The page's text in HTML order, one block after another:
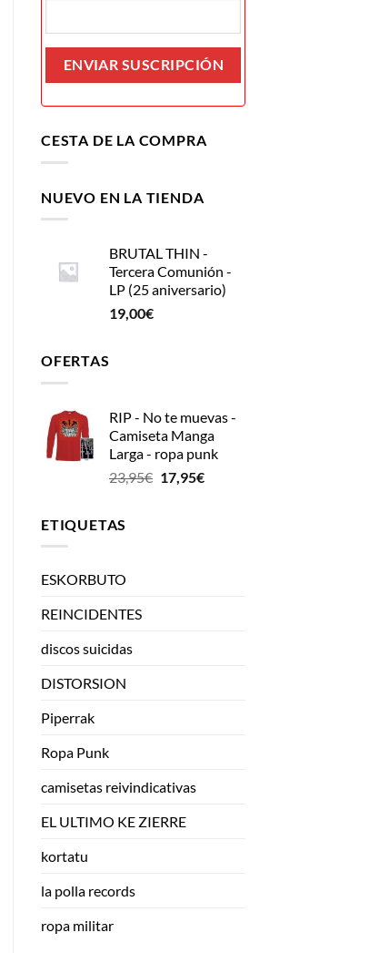
CESTA DE LA COMPRA
NUEVO EN LA TIENDA
BRUTAL THIN -
Tercera Comunión -
LP (25 aniversario)
19,00€
OFERTAS
RIP - No te muevas -
Camiseta Manga
Larga - ropa punk
23,95€ El
17,95€El
ETIQUETAS
ESKORBUTO
REINCIDENTES
discos suicidas
DISTORSION
Piperrak
Ropa Punk
camisetas reivindicativas
EL ULTIMO KE ZIERRE
kortatu
la polla records
ropa militar